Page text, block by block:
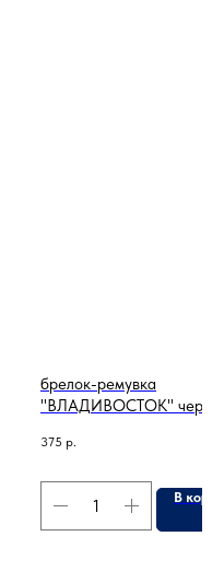
брелок-ремувка
"ВЛАДИВОСТОК"
375 р.
В